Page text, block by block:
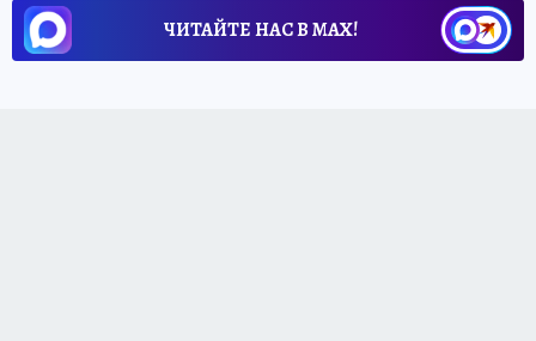
ЧИТАЙТЕ НАС В МАХ!